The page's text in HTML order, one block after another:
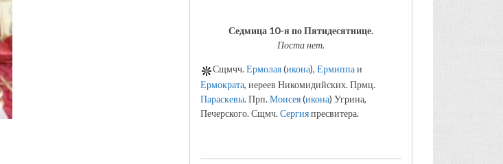
Седмица 10-я по Пятидесятнице.
Поста нет.
Сщмчч.Ермолая(икона), Ермиппаи
Ермократа, иереев Никомидийских. Прмц.
Параскевы. Прп.Моисея(икона) Угрина,
Печерского. Сщмч.Сергияпресвитера.